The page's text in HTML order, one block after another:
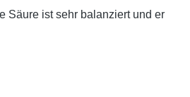
Säure ist sehr balanziert und er